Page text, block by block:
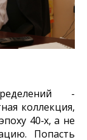
-
коллекция,
40‑х, а не
Попасть